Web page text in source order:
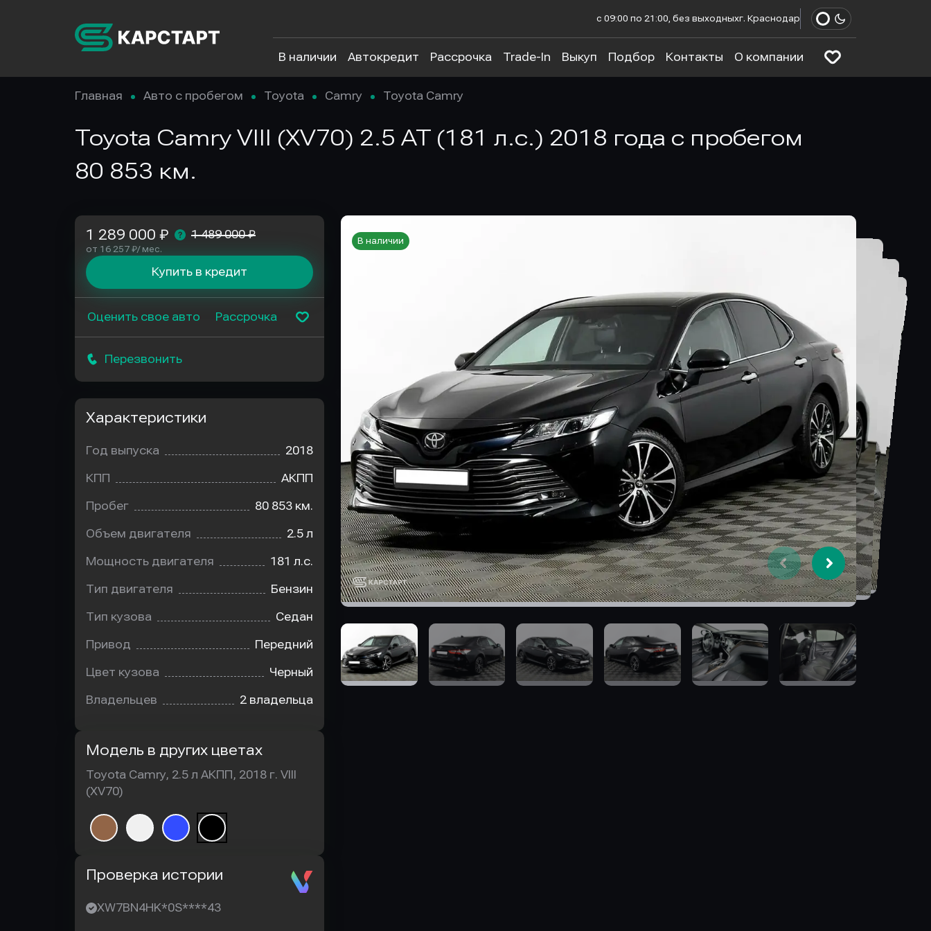
с 09:00 по 21:00, без выходныхг. Краснодар
В наличии Автокредит Рассрочка Trade-In Выкуп Подбор Контакты О компании
Главная Авто с пробегом Toyota Camry Toyota Camry
Toyota Camry VIII (XV70) 2.5 AT (181 л.с.) 2018 года с пробегом
80 853 км.
В наличии
1 289 000 ₽ 1 489 000 ₽
от 16 257 ₽/ мес.
Купить в кредит
Оценить свое авто Рассрочка
Перезвонить
Характеристики
Год выпуска 2018
КПП АКПП
Пробег 80 853 км.
Объем двигателя 2.5 л
Мощность двигателя 181 л.с.
Тип двигателя Бензин
Тип кузова Седан
Привод Передний
Цвет кузова Черный
Владельцев 2 владельца
Модель в других цветах
Toyota Camry, 2.5 л АКПП, 2018 г. VIII
(XV70)
Проверка истории
XW7BN4HK*0S****43